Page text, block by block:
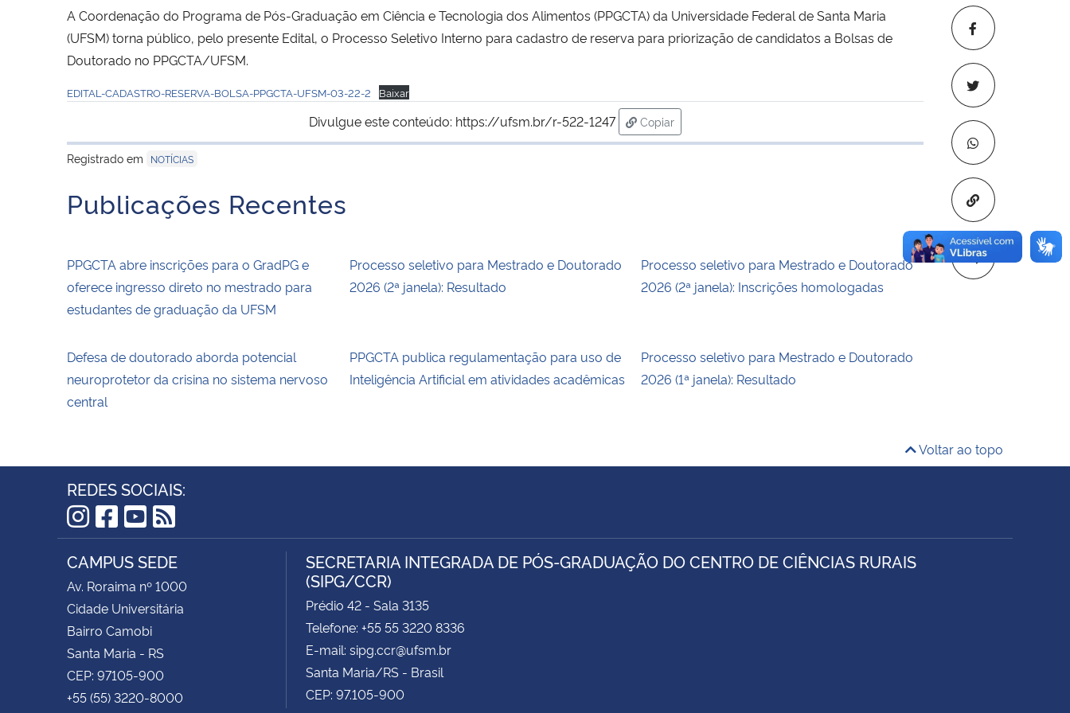
Copiar para
A Coordenação do Programa de Pós-Graduação em Ciência e Tecnologia dos Alimentos (PPGCTA) da Universidade Federal de Santa Maria
(UFSM) torna público, pelo presente Edital, o Processo Seletivo Interno para cadastro de reserva para priorização de candidatos a Bolsas de
Doutorado no PPGCTA/UFSM.
EDITAL-CADASTRO-RESERVA-BOLSA-PPGCTA-UFSM-03-22-2 Baixar
Divulgue este conteúdo: https://ufsm.br/r-522-1247
Copiar
para área de transferência
Registrado em
NOTÍCIAS
Publicações Recentes
PPGCTA abre inscrições para o GradPG e
oferece ingresso direto no mestrado para
estudantes de graduação da UFSM
Processo seletivo para Mestrado e Doutorado
2026 (2ª janela): Resultado
Processo seletivo para Mestrado e Doutorado
2026 (2ª janela): Inscrições homologadas
Defesa de doutorado aborda potencial
neuroprotetor da crisina no sistema nervoso
central
PPGCTA publica regulamentação para uso de
Inteligência Artificial em atividades acadêmicas
Processo seletivo para Mestrado e Doutorado
2026 (1ª janela): Resultado
Voltar ao topo
REDES SOCIAIS:
Instagram
Facebook
YouTube
RSS
CAMPUS SEDE
Av. Roraima nº 1000
Cidade Universitária
Bairro Camobi
Santa Maria - RS
CEP: 97105-900
+55 (55) 3220-8000
SECRETARIA INTEGRADA DE PÓS-GRADUAÇÃO DO CENTRO DE CIÊNCIAS RURAIS
(SIPG/CCR)
Prédio 42 - Sala 3135
Telefone: +55 55 3220 8336
E-mail: sipg.ccr@ufsm.br
Santa Maria/RS - Brasil
CEP: 97.105-900